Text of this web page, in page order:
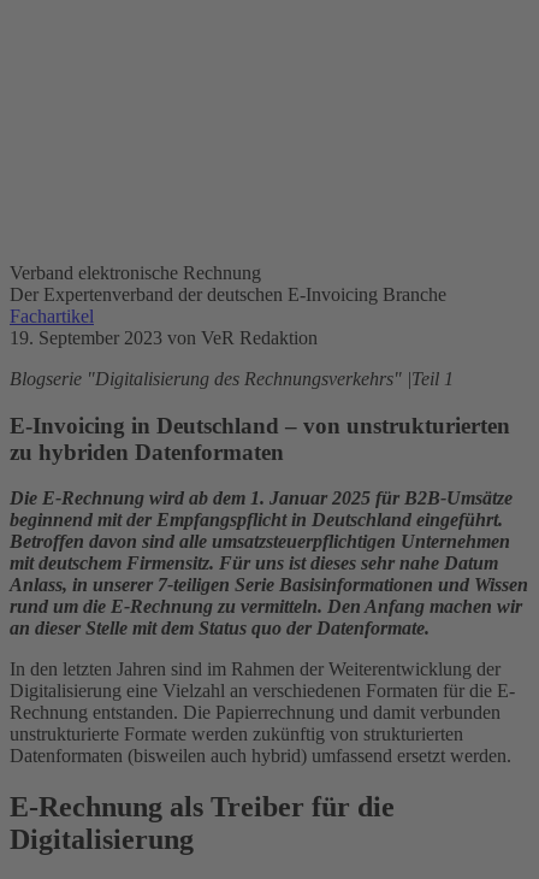
Verband elektronische Rechnung
Der Expertenverband der deutschen E-Invoicing Branche
Fachartikel
19. September 2023 von VeR Redaktion
Blogserie "Digitalisierung des Rechnungsverkehrs" |Teil 1
E-Invoicing in Deutschland – von unstrukturierten
zu hybriden Datenformaten
Die E-Rechnung wird ab dem 1. Januar 2025 für B2B-Umsätze
beginnend mit der Empfangspflicht in Deutschland eingeführt.
Betroffen davon sind alle umsatzsteuerpflichtigen Unternehmen
mit deutschem Firmensitz. Für uns ist dieses sehr nahe Datum
Anlass, in unserer 7-teiligen Serie Basisinformationen und Wissen
rund um die E-Rechnung zu vermitteln. Den Anfang machen wir
an dieser Stelle mit dem Status quo der Datenformate.
In den letzten Jahren sind im Rahmen der Weiterentwicklung der
Digitalisierung eine Vielzahl an verschiedenen Formaten für die E-
Rechnung entstanden. Die Papierrechnung und damit verbunden
unstrukturierte Formate werden zukünftig von strukturierten
Datenformaten (bisweilen auch hybrid) umfassend ersetzt werden.
E-Rechnung als Treiber für die
Digitalisierung